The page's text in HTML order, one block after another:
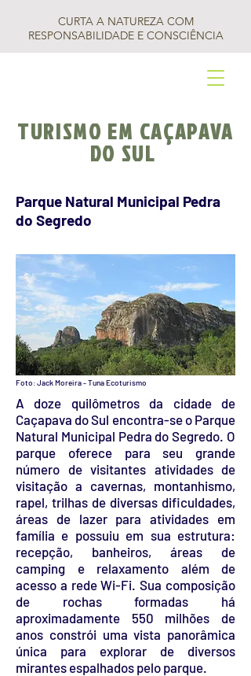
CURTA A NATUREZA COM
RESPONSABILIDADE E CONSCIÊNCIA
TURISMO EM CAÇAPAVA
DO SUL
Parque Natural Municipal Pedra
do Segredo
A doze quilômetros da cidade de
Caçapava do Sul encontra-se o Parque
Natural Municipal Pedra do Segredo. O
parque oferece para seu grande
número de visitantes atividades de
visitação a cavernas, montanhismo,
rapel, trilhas de diversas dificuldades,
áreas de lazer para atividades em
família e possuiu em sua estrutura:
recepção, banheiros, áreas de
camping e relaxamento além de
acesso a rede Wi-Fi. Sua composição
de rochas formadas há
aproximadamente 550 milhões de
anos constrói uma vista panorâmica
única para explorar de diversos
mirantes espalhados pelo parque.
Foto: Jack Moreira - Tuna Ecoturismo